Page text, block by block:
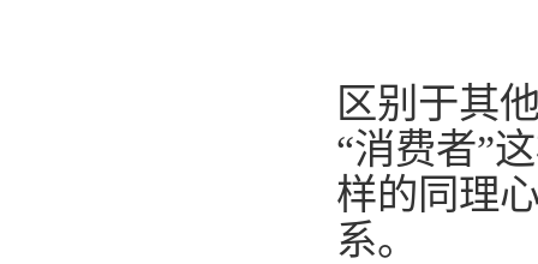
区别于其
“消费者”
样的同理
系。